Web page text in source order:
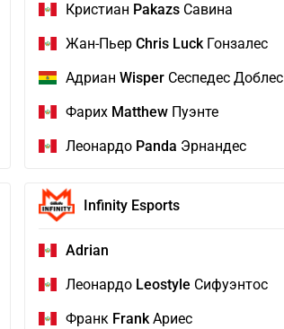
Кристиан PakazsСавина
Жан-Пьер Chris LuckГонзалес
Адриан WisperСеспедес Доблес
Фарих MatthewПуэнте
Леонардо Panda Эрнандес
Infinity Esports
Adrian
Леонардо Leostyle Сифуэнтос
Франк FrankАриес